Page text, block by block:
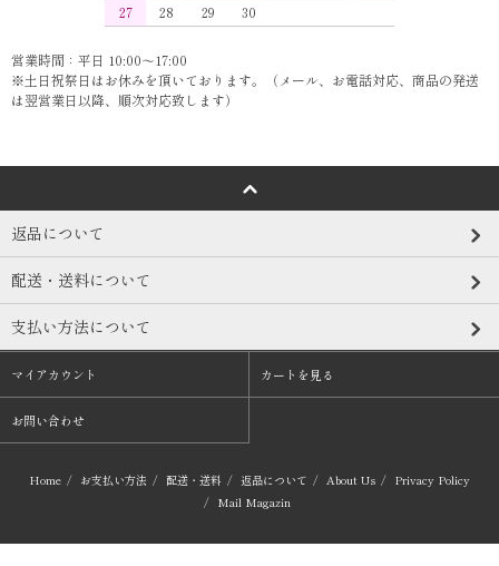
27
28 29 30
営業時間：平日 10:00～17:00
※土日祝祭日はお休みを頂いております。（メール、お電話対応、商品の発送
は翌営業日以降、順次対応致します）
返品について
配送・送料について
支払い方法について
マイアカウント カートを見る
お問い合わせ
Home / お支払い方法 / 配送・送料 / 返品について / About Us / Privacy Policy
/ Mail Magazin